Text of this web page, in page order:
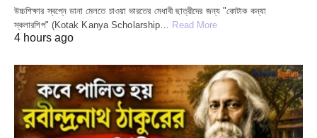
উচ্চশিক্ষার স্বপ্নে ডানা মেলতে চাওয়া ভারতের মেধাবী ছাত্রীদের জন্য "কোটাক কন্যা
স্কলারশিপ" (Kotak Kanya Scholarship…
Read More
4 hours ago